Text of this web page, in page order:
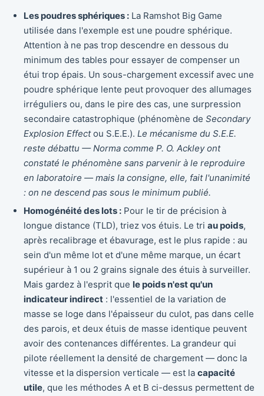
Les poudres sphériques : La Ramshot Big Game
utilisée dans l'exemple est une poudre sphérique.
Attention à ne pas trop descendre en dessous du
minimum des tables pour essayer de compenser un
étui trop épais. Un sous-chargement excessif avec une
poudre sphérique lente peut provoquer des allumages
irréguliers ou, dans le pire des cas, une surpression
secondaire catastrophique (phénomène de Secondary
Explosion Effectou S.E.E.). Le mécanisme du S.E.E.
reste débattu — Norma comme P. O. Ackley ont
constaté le phénomène sans parvenir à le reproduire
en laboratoire — mais la consigne, elle, fait l'unanimité
: on ne descend pas sous le minimum publié.
Homogénéité des lots : Pour le tir de précision à
longue distance (TLD), triez vos étuis. Le tri au poids,
après recalibrage et ébavurage, est le plus rapide : au
sein d'un même lot et d'une même marque, un écart
supérieur à 1 ou 2 grains signale des étuis à surveiller.
Mais gardez à l'esprit que le poids n'est qu'un
indicateur indirect : l'essentiel de la variation de
masse se loge dans l'épaisseur du culot, pas dans celle
des parois, et deux étuis de masse identique peuvent
avoir des contenances différentes. La grandeur qui
pilote réellement la densité de chargement — donc la
vitesse et la dispersion verticale — est la capacité
utile, que les méthodes A et B ci-dessus permettent de